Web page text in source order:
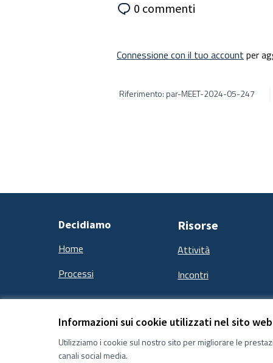
Informazioni sui cookie utilizzati nel sito web
Utilizziamo i cookie sul nostro sito per migliorare le
canali social media.
0 commenti
Connessione con il tuo account per
Riferimento: par-MEET-2024-05-247
Decidiamo
Home
Processi
Risorse
Attività
Incontri